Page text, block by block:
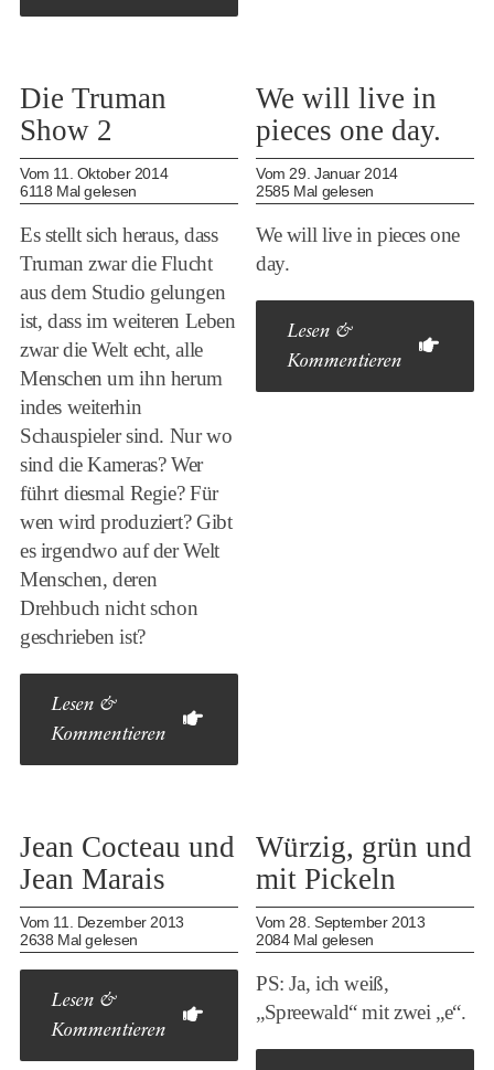
Die Truman
Show 2
Vom 11. Oktober 2014
6118 Mal gelesen
Es stellt sich heraus, dass
Truman zwar die Flucht
aus dem Studio gelungen
ist, dass im weiteren Leben
zwar die Welt echt, alle
Menschen um ihn herum
indes weiterhin
Schauspieler sind. Nur wo
sind die Kameras? Wer
führt diesmal Regie? Für
wen wird produziert? Gibt
es irgendwo auf der Welt
Menschen, deren
Drehbuch nicht schon
geschrieben ist?
Lesen &
Kommentieren
We will live in
pieces one day.
Vom 29. Januar 2014
2585 Mal gelesen
We will live in pieces one
day.
Lesen &
Kommentieren
Jean Cocteau und
Jean Marais
Vom 11. Dezember 2013
2638 Mal gelesen
Lesen &
Kommentieren
Würzig, grün und
mit Pickeln
Vom 28. September 2013
2084 Mal gelesen
PS: Ja, ich weiß,
„Spreewald“ mit zwei „e“.